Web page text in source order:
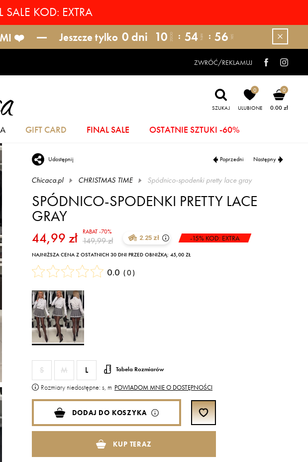
KOD: EXTRA
❤️ Jeszcze tylko 0 dni 10 GODZ. 54 MIN. 54 SEK.
ZWRÓĆ/REKLAMUJ
SZUKAJ
0
ULUBIONE
0
0.00 zł
GIFT CARD FINAL SALE OSTATNIE SZTUKI -60%
Udostępnij Poprzedni Następny
Chicaca.pl CHRISTMAS TIME spódnico-spodenki pretty lace gray
SPÓDNICO-SPODENKI PRETTY LACE
GRAY
44,99 zł RABAT -70%
149,99 zł 2.25 zł -15% KOD: EXTRA
NAJNIŻSZA CENA Z OSTATNICH 30 DNI PRZED OBNIŻKĄ: 45,00 ZŁ
0.0 (0)
S M L Tabela Rozmiarów
Rozmiary niedostępne: s, m POWIADOM MNIE O DOSTĘPNOŚCI
DODAJ DO KOSZYKA
KUP TERAZ